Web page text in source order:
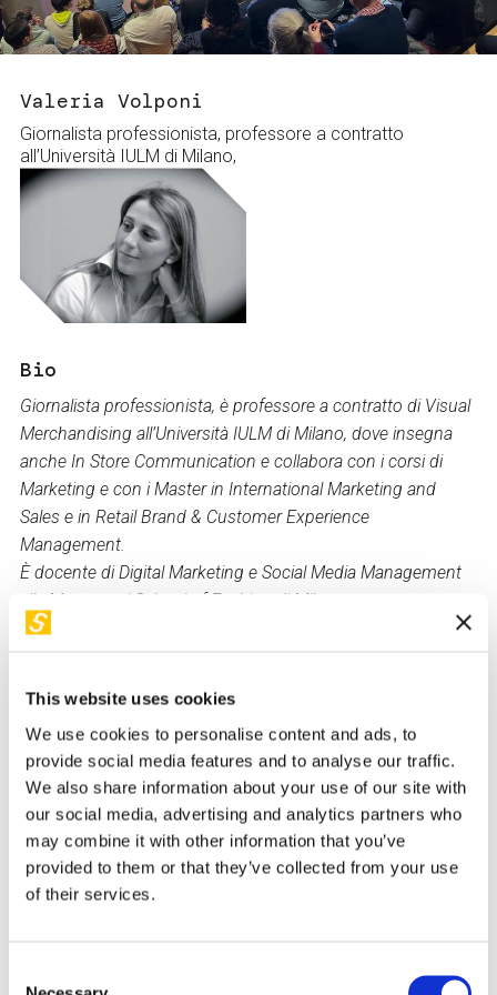
This website uses cookies
We use cookies to personalise content and ads, to
provide social media features and to analyse our traffic.
We also share information about your use of our site with
our social media, advertising and analytics partners who
may combine it with other information that you’ve
provided to them or that they’ve collected from your use
of their services.
Services and accessibility
Contact us
Tickets
Valeria Volponi
Giornalista professionista, professore a contratto
all’Università IULM di Milano,
Bio
Giornalista professionista, è professore a contratto di Visual
Merchandising all’Università IULM di Milano, dove insegna
anche In Store Communication e collabora con i corsi di
Marketing e con i Master in International Marketing and
Sales e in Retail Brand & Customer Experience
Management.
È docente di Digital Marketing e Social Media Management
alla Marangoni School of Fashion di Milano.
Nel 2022 ha pubblicato, per Franco Angeli, il libro “Moda e
contesti italiani e internazionali sul tema del metaverso,
accompagnati dalla pubblicazione di paper accademici.
Back to "I nostri relatori"
I suoi workshop in STEP